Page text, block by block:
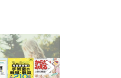
参考書